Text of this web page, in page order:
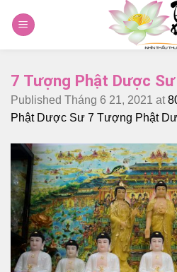
7 Tượng Phật Dược Sư
Published Tháng 6 21, 2021 at
Phật Dược Sư 7 Tượng Phật